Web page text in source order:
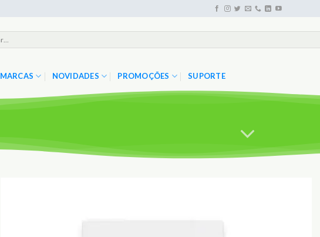
MARCAS NOVIDADES PROMOÇÕES SUPORTE